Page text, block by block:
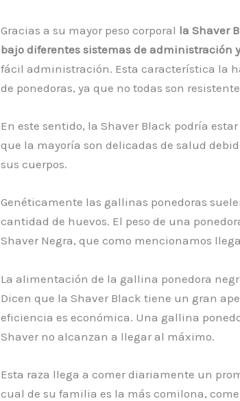
Gracias a su mayor peso corporal la Shaver
bajo diferentes sistemas de administración
fácil administración. Esta característica la
de ponedoras, ya que no todas son
En este sentido, la Shaver Black podría
que la mayoría son delicadas de salud
sus cuerpos.
Genéticamente las gallinas ponedoras
cantidad de huevos. El peso de una
Shaver Negra, que como mencionamos
La alimentación de la gallina ponedora
Dicen que la Shaver Black tiene un gran
eficiencia es económica. Una gallina
Shaver no alcanzan a llegar al máximo.
Esta raza llega a comer diariamente un
cual de su familia es la más comilona,